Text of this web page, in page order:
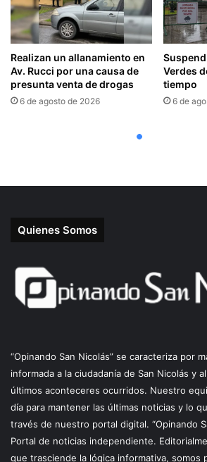
Quienes Somos
“Opinando San Nicolás” se caracteriza por
informada a la ciudadanía de San Nicolás y
últimos aconteceres ocurridos. Nuestro
día para mantener las últimas noticias y lo
través de nuestro portal digital. “Opinando
Portal de noticias independiente.
que trasciende la lógica informativa, somos